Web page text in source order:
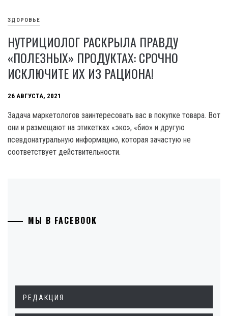
ЗДОРОВЬЕ
НУТРИЦИОЛОГ РАСКРЫЛА ПРАВДУ
«ПОЛЕЗНЫХ» ПРОДУКТАХ: СРОЧНО
ИСКЛЮЧИТЕ ИХ ИЗ РАЦИОНА!
26 АВГУСТА, 2021
Задача маркетологов заинтересовать вас в покупке товара. Вот
они и размещают на этикетках «эко», «био» и другую
псевдонатуральную информацию, которая зачастую не
соответствует действительности.
МЫ В FACEBOOK
РЕДАКЦИЯ